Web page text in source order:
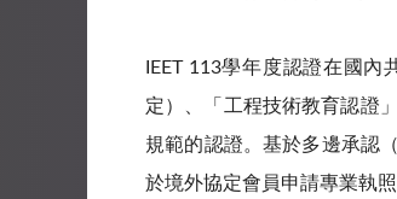
IEET 113學年度認證在國
定）、「工程技術教育認證
規範的認證。基於多邊承認
於境外協定會員申請專業執